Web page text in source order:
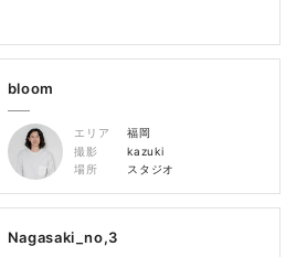
bloom
エリア
福岡
撮影
kazuki
場所
スタジオ
Nagasaki_no,3